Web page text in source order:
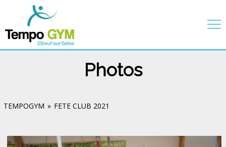
Photos
TEMPOGYM » FETE CLUB 2021